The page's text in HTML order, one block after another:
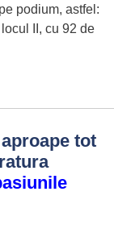
podium, astfel:
II, cu 92 de
tot